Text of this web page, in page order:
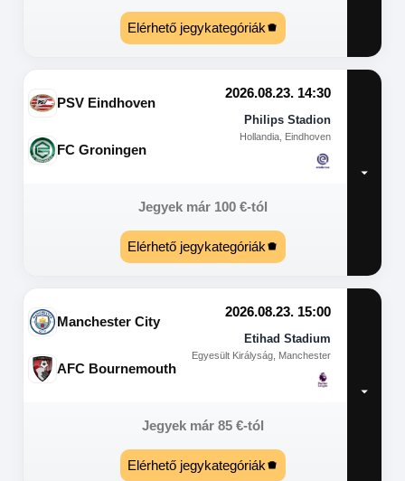
Elérhető jegykategóriák
PSV Eindhoven
2026.08.23. 14:30
Philips Stadion
Hollandia, Eindhoven
FC Groningen
Jegyek már 100 €-tól
Elérhető jegykategóriák
Manchester City
2026.08.23. 15:00
Etihad Stadium
Egyesült Királyság, Manchester
AFC Bournemouth
Jegyek már 85 €-tól
Elérhető jegykategóriák